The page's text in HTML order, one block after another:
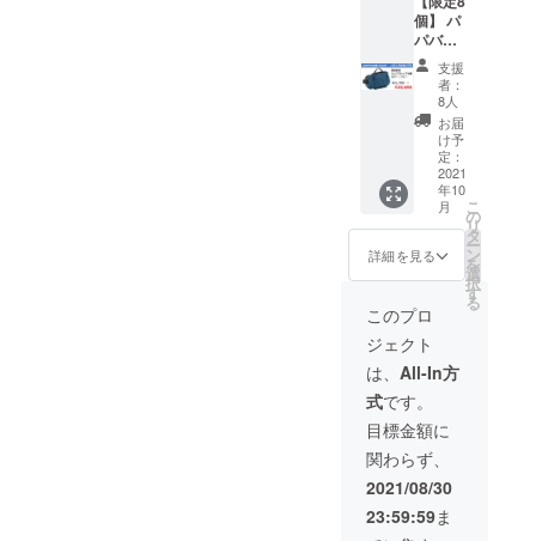
るとあ
りがた
いで
す！ 宜
しくお
願い致
しま
す！
（例）
Twitter
で知り
まし
た。
【お届
け時
期】 プ
ロジェ
クトが
成立し
た場
合、
【2021
年10 月
上旬】
からご
支援順
にお届
シュ素
材(カ
ラー：
ブラッ
ク）に
仕様変
更にな
りま
す。 備
考欄に
当プロ
ジェク
いて
知った
けを教
えてい
ただけ
るとあ
りがた
いで
す！ 宜
しくお
願い致
しま
す！
（例）
ジェク
ト掲載
画像は
サンプ
ルとな
りま
す。商
品は量
産時に
一部仕
様が変
ざいま
す。予
承くだ
さい。
※背当て
の素材
はメッ
シュ素
材(カ
ラー：
ブラッ
ク）に
仕様変
更にな
面ポ
ケッ
ト、背
面ポ
ケッ
ト、持
ち手
×1、ウ
エスト
ベルト
×1、背
当て
下防止
ベルト
ショル
ダー
パッ
ド、Dカ
ルトク
リップ
※ターポ
リンは
雨風に
強い素
材です
ケット
×1、
メッ
シュポ
ケット
×1、固
定収納
バン
ド、イ
ンナー
ファス
ナーポ
ケット
×1、前
ト、背
ケッ
ト、持
×1、ウ
エスト
ベルト
×1、背
当て
下防止
ん） ■
ブラッ
ク ■サ
イズ
（約）
タテ：
前面
19mc、
背面
22cm
最大
幅：
47cm
ベルト
（バッ
グ幅含
む）：
150cm
重量：
520g ■
仕様 メ
インポ
×1、
個】 パ
パバッ
グキャ
リアー
モデル
×1点 ■
予定販
売価格
21,780
円の
5%OFF
■軽量素
材リッ
プス
仕様 ■
ブルー
■サイズ
（約）
タテ：
前面
19mc、
背面
22cm
最大
幅：
47cm
支援
者：
8人
お届
け予
定：
2021
年10
月
詳細を見る
こ
の
リ
タ
ー
ン
を
選
択
す
る
このプロ
ジェクト
は、 All-In方
式です。
目標金額に
関わらず、
2021/08/30
23:59:59ま